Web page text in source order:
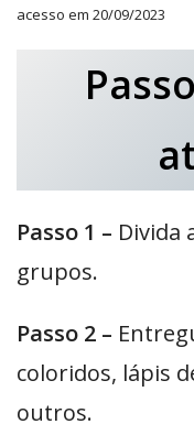
acesso em 20/09/2023
Passo 1 – Divida
grupos.
Passo 2 –
coloridos, lápis
outros.